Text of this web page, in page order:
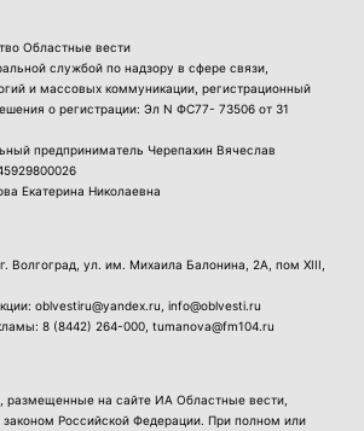
Областные вести
службой по надзору в сфере связи,
и массовых коммуникации, регистрационный
о регистрации: Эл N ФС77- 73506 от 31
предприниматель Черепахин Вячеслав
Екатерина Николаевна
Волгоград, ул. им. Михаила Балонина, 2А, пом XIII,
oblvestiru@yandex.ru, info@oblvesti.ru
8 (8442) 264-000 , tumanova@fm104.ru
размещенные на сайте ИА Областные вести,
Российской Федерации. При полном или